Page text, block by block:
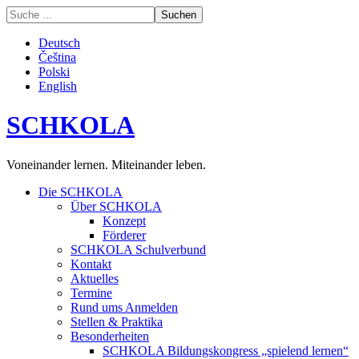
Deutsch
Čeština
Polski
English
SCHKOLA
Voneinander lernen. Miteinander leben.
Die SCHKOLA
Über SCHKOLA
Konzept
Förderer
SCHKOLA Schulverbund
Kontakt
Aktuelles
Termine
Rund ums Anmelden
Stellen & Praktika
Besonderheiten
SCHKOLA Bildungskongress „spielend lernen“